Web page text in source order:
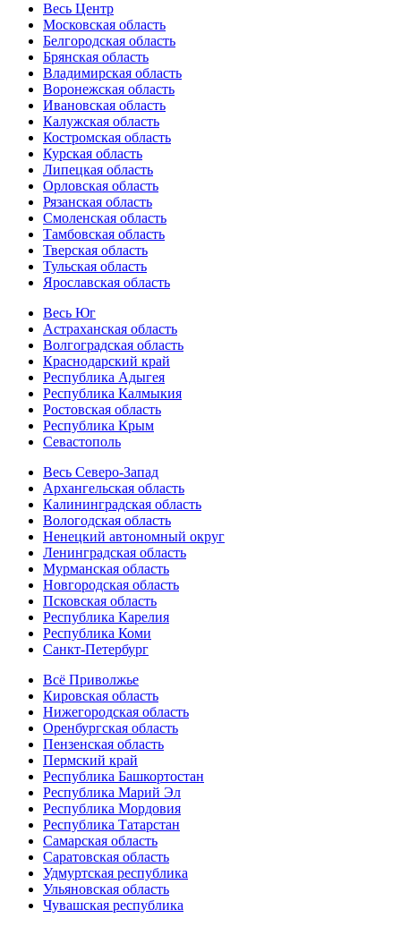
Весь Центр
Московская область
Белгородская область
Брянская область
Владимирская область
Воронежская область
Ивановская область
Калужская область
Костромская область
Курская область
Липецкая область
Орловская область
Рязанская область
Смоленская область
Тамбовская область
Тверская область
Тульская область
Ярославская область
Весь Юг
Астраханская область
Волгоградская область
Краснодарский край
Республика Адыгея
Республика Калмыкия
Ростовская область
Республика Крым
Севастополь
Весь Северо-Запад
Архангельская область
Калининградская область
Вологодская область
Ненецкий автономный округ
Ленинградская область
Мурманская область
Новгородская область
Псковская область
Республика Карелия
Республика Коми
Санкт-Петербург
Всё Приволжье
Кировская область
Нижегородская область
Оренбургская область
Пензенская область
Пермский край
Республика Башкортостан
Республика Марий Эл
Республика Мордовия
Республика Татарстан
Самарская область
Саратовская область
Удмуртская республика
Ульяновская область
Чувашская республика